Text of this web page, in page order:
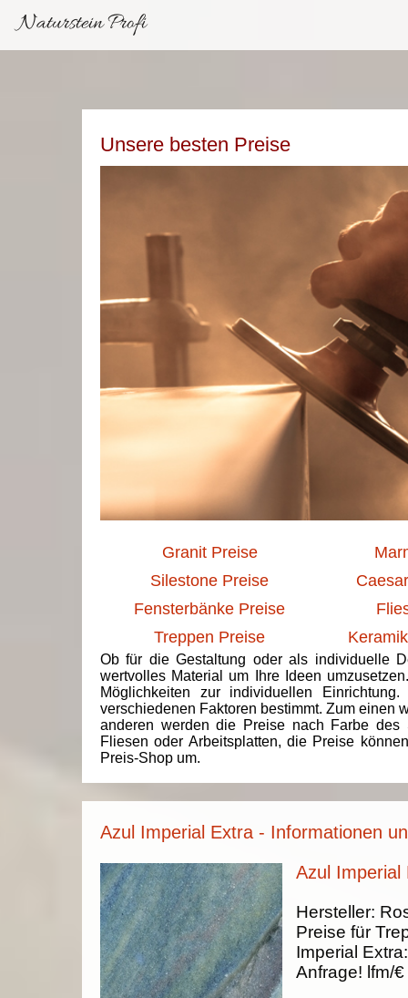
Naturstein Profi
Unsere besten Preise
Granit Preise
Silestone Preise
Fensterbänke Preise
Treppen Preise
Ob für die Gestaltung oder als individuelle
wertvolles Material um Ihre Ideen
Möglichkeiten zur individuellen
verschiedenen Faktoren bestimmt. Zum einen
anderen werden die Preise nach Farbe des
Fliesen oder Arbeitsplatten, die Preise
Preis-Shop um.
Azul Imperial Extra - Informationen
Azul Imperial
Hersteller:
Preise für
Imperial Extra
Anfrage! lfm/€